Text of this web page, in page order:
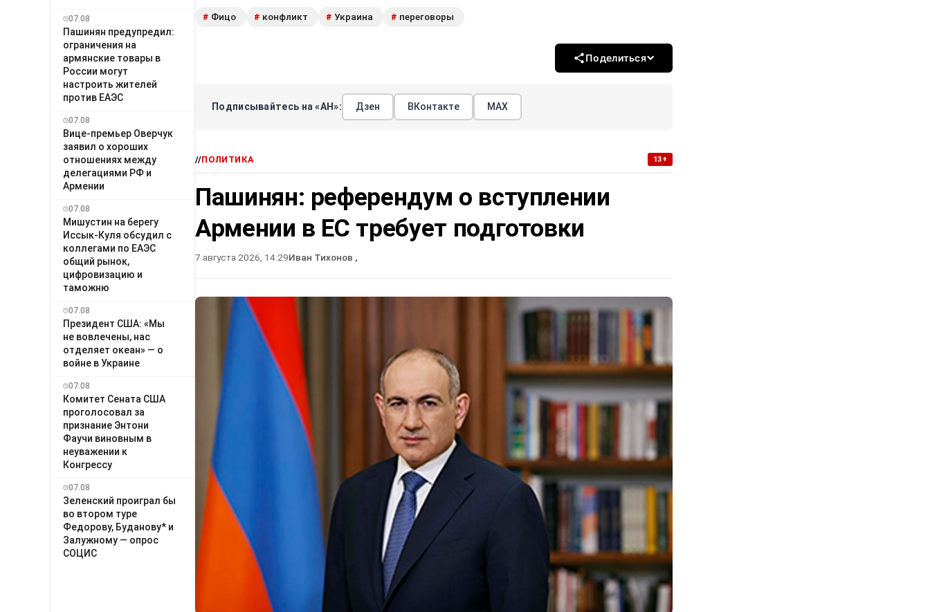
07.08
Пашинян предупредил:
ограничения на
армянские товары в
России могут
настроить жителей
против ЕАЭС
07.08
Вице-премьер Оверчук
заявил о хороших
отношениях между
делегациями РФ и
Армении
07.08
Мишустин на берегу
Иссык-Куля обсудил с
коллегами по ЕАЭС
общий рынок,
цифровизацию и
таможню
07.08
Президент США: «Мы
не вовлечены, нас
отделяет океан» — о
войне в Украине
07.08
Комитет Сената США
проголосовал за
признание Энтони
Фаучи виновным в
неуважении к
Конгрессу
07.08
Зеленский проиграл бы
во втором туре
Федорову, Буданову* и
Залужному — опрос
СОЦИС
# Фицо # конфликт # Украина # переговоры
Поделиться
Подписывайтесь на «АН»: Дзен ВКонтакте МАХ
//ПОЛИТИКА 13+
Пашинян: референдум о вступлении
Армении в ЕС требует подготовки
7 августа 2026, 14:29Иван Тихонов ,